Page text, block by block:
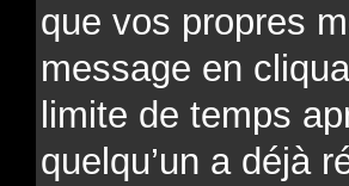
que vos propres
message en
limite de temps
quelqu’un a déjà